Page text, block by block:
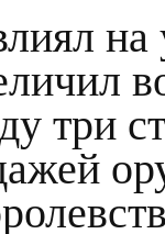
три